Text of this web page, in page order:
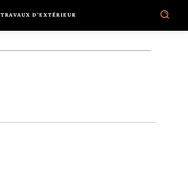
TRAVAUX D’EXTÉRIEUR